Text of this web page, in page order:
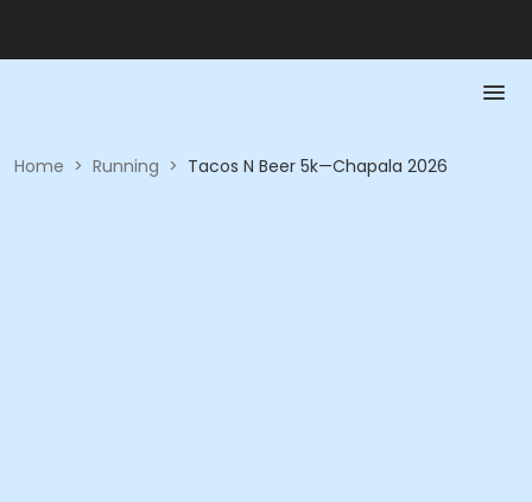
Home > Running > Tacos N Beer 5k—Chapala 2026